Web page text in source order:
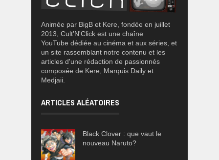
Animée par BigB et Kere, fondée en juillet
2013, Cult'N'Click est une chaîne
YouTube dédiée au cinéma et aux séries, et
un site rassemblant notre contenu et les
articles d'une rédaction de passionnés
composée de Kere, Marquis Daily et
Medjaii.
ARTICLES ALÉATOIRES
Black Clover : que vaut le
nouveau Naruto?